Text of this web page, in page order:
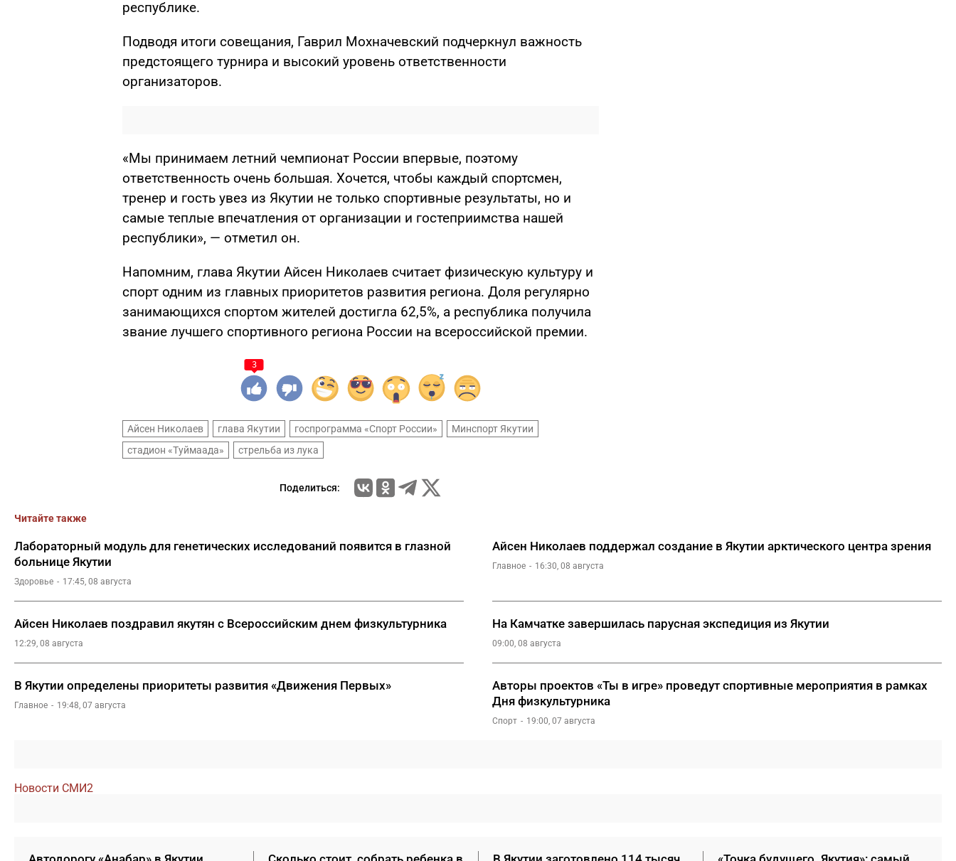
республике.
Подводя итоги совещания, Гаврил Мохначевский подчеркнул важность
предстоящего турнира и высокий уровень ответственности
организаторов.
«Мы принимаем летний чемпионат России впервые, поэтому
ответственность очень большая. Хочется, чтобы каждый спортсмен,
тренер и гость увез из Якутии не только спортивные результаты, но и
самые теплые впечатления от организации и гостеприимства нашей
республики», — отметил он.
Напомним, глава Якутии Айсен Николаев считает физическую культуру и
спорт одним из главных приоритетов развития региона. Доля регулярно
занимающихся спортом жителей достигла 62,5%, а республика получила
звание лучшего спортивного региона России на всероссийской премии.
3
Айсен Николаев глава Якутии госпрограмма «Спорт России»
Минспорт Якутии
стадион «Туймаада»
стрельба из лука
Поделиться:
Читайте также
Лабораторный модуль для генетических исследований появится в глазной
больнице Якутии
Здоровье 17:45, 08 августа
Айсен Николаев поддержал создание в Якутии арктического центра зрения
Главное 16:30, 08 августа
Айсен Николаев поздравил якутян с Всероссийским днем физкультурника
12:29, 08 августа
На Камчатке завершилась парусная экспедиция из Якутии
09:00, 08 августа
В Якутии определены приоритеты развития «Движения Первых»
Главное 19:48, 07 августа
Авторы проектов «Ты в игре» проведут спортивные мероприятия в рамках
Дня физкультурника
Спорт 19:00, 07 августа
Новости СМИ2